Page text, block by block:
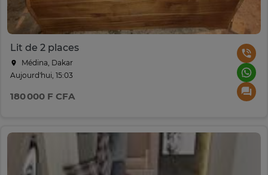
Lit de 2 places
Médina, Dakar
Aujourd'hui, 15:03
180 000 F CFA